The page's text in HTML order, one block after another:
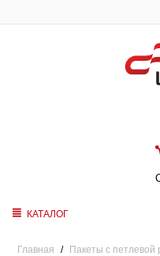
КАТАЛОГ
Главная /
Пакеты с петлевой